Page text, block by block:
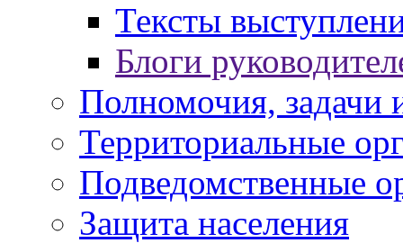
Тексты
Блоги
Полномочия, задачи
Территориальные
Подведомственные
Защита населения